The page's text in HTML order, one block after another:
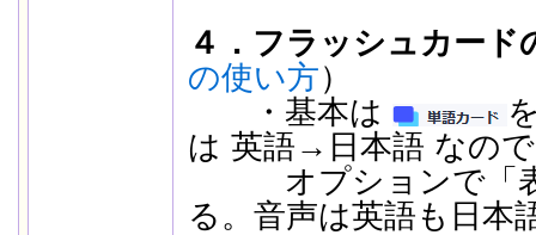
４．フラッシュカード
の使い方）
・基本は
は 英語→日本語 なの
オプションで「表
る。音声は英語も日本